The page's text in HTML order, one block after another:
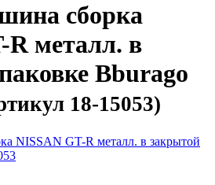
сборка
R металл. в
Bburago
18-15053)